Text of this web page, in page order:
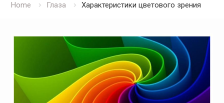
Home Глаза Характеристики цветового зрения